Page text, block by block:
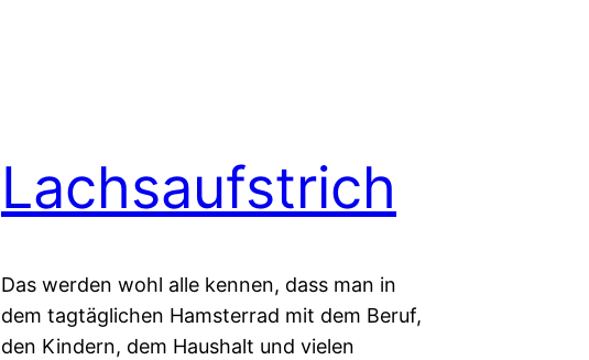
Lachsaufstrich
Das werden wohl alle kennen, dass man in
dem tagtäglichen Hamsterrad mit dem Beruf,
den Kindern, dem Haushalt und vielen